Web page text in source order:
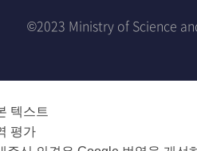
©2023 Ministry of Science
텍스트
평가